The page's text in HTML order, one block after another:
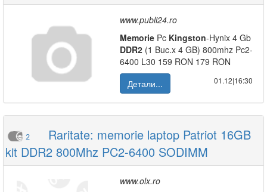
www.publi24.ro
Memorie Pc Kingston-Hynix 4 Gb
DDR2 (1 Buc.x 4 GB) 800mhz Pc2-
6400 L30 159 RON 179 RON
Детали...
01.12|16:30
2
Raritate: memorie laptop Patriot 16GB
kit DDR2 800Mhz PC2-6400 SODIMM
www.olx.ro